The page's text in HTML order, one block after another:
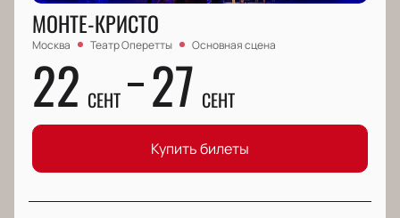
МОНТЕ-КРИСТО
Москва Театр Оперетты Основная сцена
22 СЕНТ 27 СЕНТ
Купить билеты